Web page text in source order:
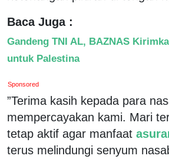
Baca Juga :
Gandeng TNI AL, BAZNAS
untuk Palestina
Sponsored
”Terima kasih kepada para
mempercayakan kami. Mari
tetap aktif agar manfaat
terus melindungi senyum